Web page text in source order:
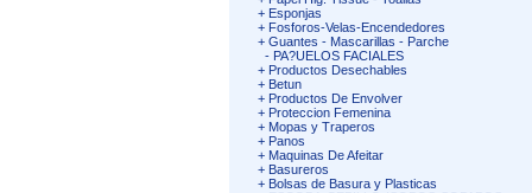
+ Esponjas
+ Fosforos-Velas-Encendedores
+ Guantes - Mascarillas - Parche
- PA?UELOS FACIALES
+ Productos Desechables
+ Betun
+ Productos De Envolver
+ Proteccion Femenina
+ Mopas y Traperos
+ Panos
+ Maquinas De Afeitar
+ Basureros
+ Bolsas de Basura y Plasticas